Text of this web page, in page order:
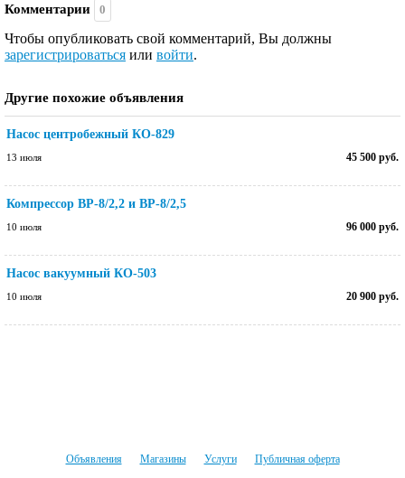
Комментарии 0
Чтобы опубликовать свой комментарий, Вы должны
зарегистрироваться или войти.
Другие похожие объявления
Насос центробежный КО-829
13 июля 45 500 руб.
Компрессор ВР-8/2,2 и ВР-8/2,5
10 июля 96 000 руб.
Насос вакуумный КО-503
10 июля 20 900 руб.
Объявления Магазины Услуги Публичная оферта